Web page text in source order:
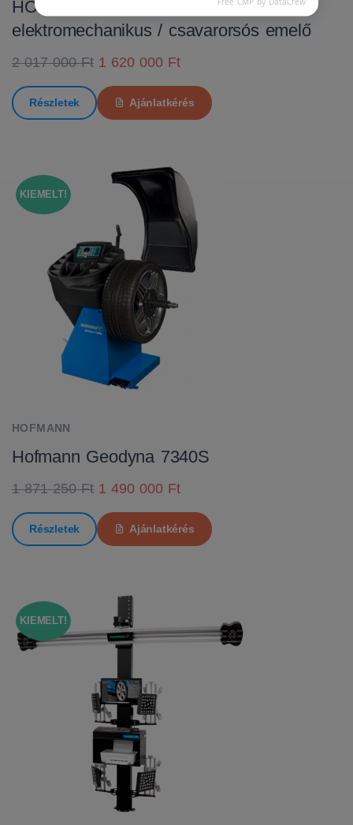
HOFMANN MTF 3000 C
elektromechanikus / csavarorsós emelő
2 017 000 Ft 1 620 000 Ft
Részletek Ajánlatkérés
KIEMELT!
HOFMANN
Hofmann Geodyna 7340S
1 871 250 Ft 1 490 000 Ft
Részletek Ajánlatkérés
KIEMELT!